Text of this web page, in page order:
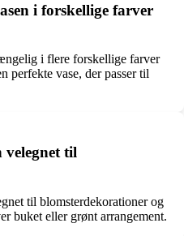
i forskellige farver
i flere forskellige farver
perfekte vase, der passer til
til
til blomsterdekorationer og
buket eller grønt arrangement.